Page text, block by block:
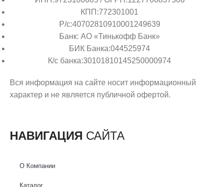
КПП:772301001
Р/с:40702810910001249639
Банк: АО «Тинькофф Банк»
БИК Банка:044525974
К/с банка:30101810145250000974
Вся информация на сайте носит информационный
характер и не является публичной офертой.
НАВИГАЦИЯ САЙТА
О Компании
Каталог